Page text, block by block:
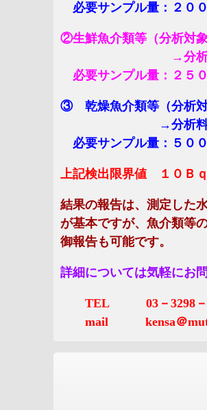
必要サンプル量：２０
②生鮮魚介類等（分析
→分析料金 ７
必要サンプル量：２５
③
乾燥魚介類等（分析
→分析料金 １７
必要サンプル量：５０
上記検出限界値 １０Ｂ
結果の報告は、測定した
が基本ですが、魚介類等
御報告も可能です。
詳細については気軽にお
TEL 03－3298－
mail kensa＠